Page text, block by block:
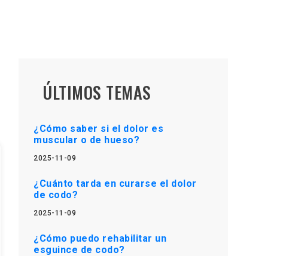
ÚLTIMOS TEMAS
¿Cómo saber si el dolor es
muscular o de hueso?
2025-11-09
¿Cuánto tarda en curarse el dolor
de codo?
2025-11-09
¿Cómo puedo rehabilitar un
esguince de codo?